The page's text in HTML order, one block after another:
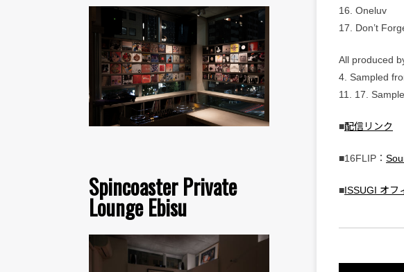
Spincoaster Private
Lounge Ebisu
16. Oneluv
17. Don’t
All produced
4. Sampled
11. 17.
■配信リンク
■16FLIP：
■ISSUGI オフ